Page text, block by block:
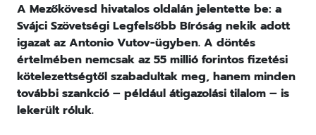
A Mezőkövesd hivatalos oldalán jelentette be: a
Svájci Szövetségi Legfelsőbb Bíróság nekik adott
igazat az Antonio Vutov-ügyben. A döntés
értelmében nemcsak az 55 millió forintos fizetési
kötelezettségtől szabadultak meg, hanem minden
további szankció – például átigazolási tilalom – is
lekerült róluk.